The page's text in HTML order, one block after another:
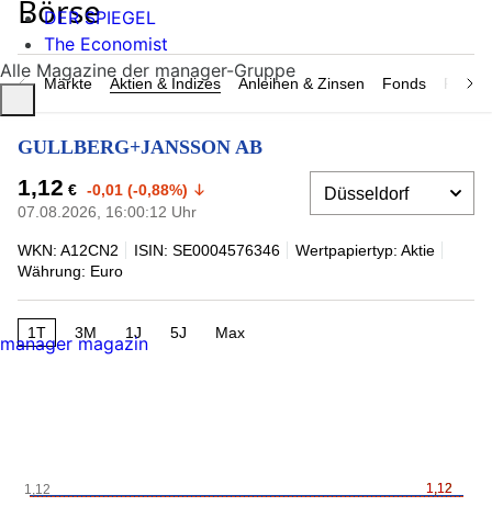
Märkte Aktien & Indizes Anleihen & Zinsen Fonds
GULLBERG+JANSSON AB
1,12 € -0,01 (-0,88%)
07.08.2026, 16:00:12 Uhr
WKN: A12CN2 ISIN: SE0004576346
Wertpapiertyp: Aktie
Währung: Euro
1T 3M 1J 5J Max
1,12
1,12
1,12
DER SPIEGEL
The Economist
Alle Magazine der manager-Gruppe
manager magazin